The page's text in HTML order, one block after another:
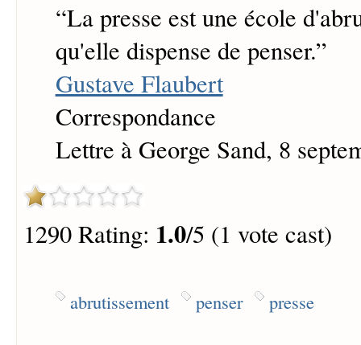
“La presse est une école
qu'elle dispense de penser.”
Gustave Flaubert
Correspondance
Lettre à George Sand, 8
1290 Rating: 1.0/5 (1 vote cast)
abrutissement penser presse